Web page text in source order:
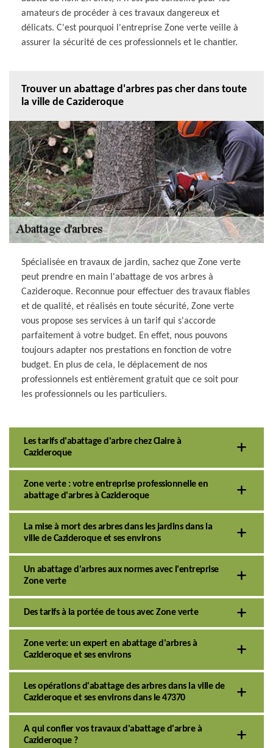
amateurs de procéder à ces travaux dangereux et
délicats. C'est pourquoi l'entreprise Zone verte veille à
assurer la sécurité de ces professionnels et le chantier.
Trouver un abattage d'arbres pas cher dans toute
la ville de Cazideroque
Spécialisée en travaux de jardin, sachez que Zone verte
peut prendre en main l'abattage de vos arbres à
Cazideroque. Reconnue pour effectuer des travaux fiables
et de qualité, et réalisés en toute sécurité, Zone verte
vous propose ses services à un tarif qui s'accorde
parfaitement à votre budget. En effet, nous pouvons
toujours adapter nos prestations en fonction de votre
budget. En plus de cela, le déplacement de nos
professionnels est entièrement gratuit que ce soit pour
les professionnels ou les particuliers.
Les tarifs d'abattage d'arbre chez Claire à
Cazideroque
Zone verte : votre entreprise professionnelle en
abattage d'arbres à Cazideroque
La mise à mort des arbres dans les jardins dans la
ville de Cazideroque et ses environs
Un abattage d'arbres aux normes avec l'entreprise
Zone verte
Des tarifs à la portée de tous avec Zone verte
Zone verte: un expert en abattage d'arbres à
Cazideroque et ses environs
Les opérations d'abattage des arbres dans la ville de
Cazideroque et ses environs dans le 47370
A qui confier vos travaux d'abattage d'arbre à
Cazideroque ?